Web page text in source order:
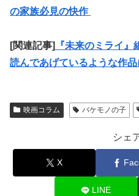
の家族必見の快作
[関連記事]
『未来のミライ
読んであげているような作品
映画コラム バケモノの子
シェ
X
LINE